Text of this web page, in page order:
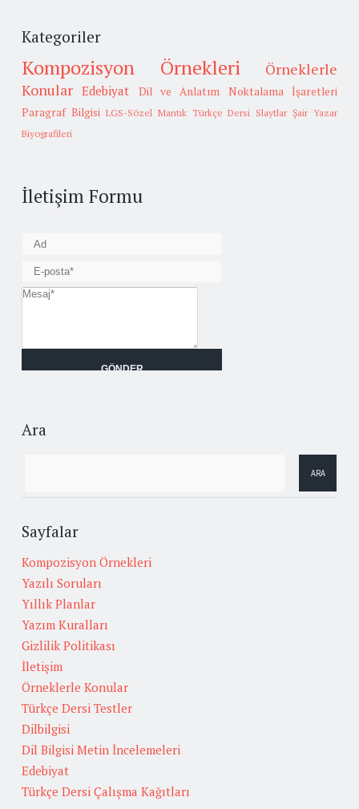
Kategoriler
Kompozisyon Örnekleri
Örneklerle
Konular Edebiyat Dil ve Anlatım
Noktalama İşaretleri
Paragraf Bilgisi LGS-Sözel Mantık Türkçe Dersi Slaytlar Şair Yazar
Biyografileri
İletişim Formu
Ara
Sayfalar
Kompozisyon Örnekleri
Yazılı Soruları
Yıllık Planlar
Yazım Kuralları
Gizlilik Politikası
İletişim
Örneklerle Konular
Türkçe Dersi Testler
Dilbilgisi
Dil Bilgisi Metin İncelemeleri
Edebiyat
Türkçe Dersi Çalışma Kağıtları